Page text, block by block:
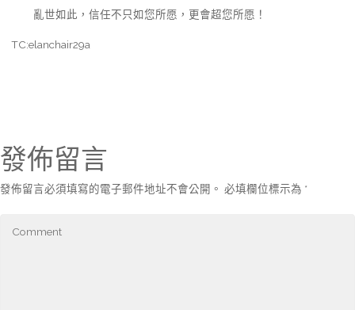
亂世如此，信任不只如您所愿，更會超您所愿！
TC:elanchair29a
發佈留言
發佈留言必須填寫的電子郵件地址不會公開。 必填欄位標示為 *